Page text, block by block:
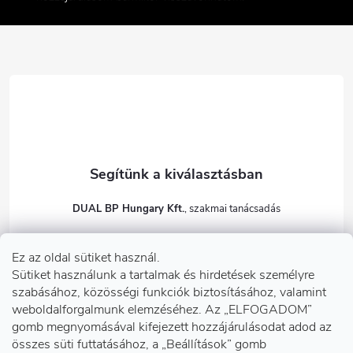
Ez az oldal sütiket használ.
Sütiket használunk a tartalmak és hirdetések személyre
szabásához, közösségi funkciók biztosításához, valamint
weboldalforgalmunk elemzéséhez. Az „ELFOGADOM”
gomb megnyomásával kifejezett hozzájárulásodat adod az
összes süti futtatásához, a „Beállítások” gomb
é
Információk önnek
DUAL BP Hungary Kft.
dualbp.hu